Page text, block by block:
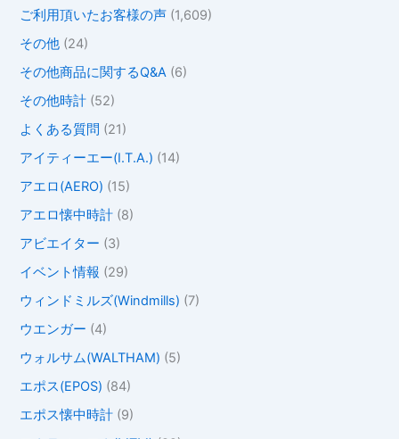
ご利用頂いたお客様の声 (1,609)
その他 (24)
その他商品に関するQ&A (6)
その他時計 (52)
よくある質問 (21)
アイティーエー(I.T.A.) (14)
アエロ(AERO) (15)
アエロ懐中時計 (8)
アビエイター (3)
イベント情報 (29)
ウィンドミルズ(Windmills) (7)
ウエンガー (4)
ウォルサム(WALTHAM) (5)
エポス(EPOS) (84)
エポス懐中時計 (9)